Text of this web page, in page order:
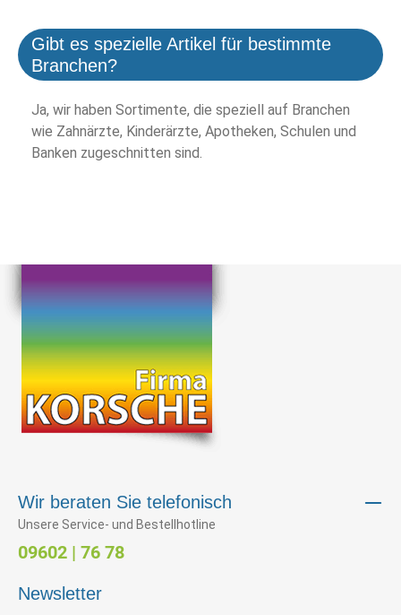
Gibt es spezielle Artikel für bestimmte
Branchen?
Ja, wir haben Sortimente, die speziell auf Branchen
wie Zahnärzte, Kinderärzte, Apotheken, Schulen und
Banken zugeschnitten sind.
Wir beraten Sie telefonisch
Unsere Service- und Bestellhotline
09602 | 76 78
Newsletter